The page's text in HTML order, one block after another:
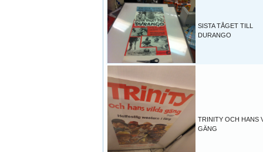
SISTA TÅGET TILL
DURANGO
TRINITY OCH HANS
GÄNG